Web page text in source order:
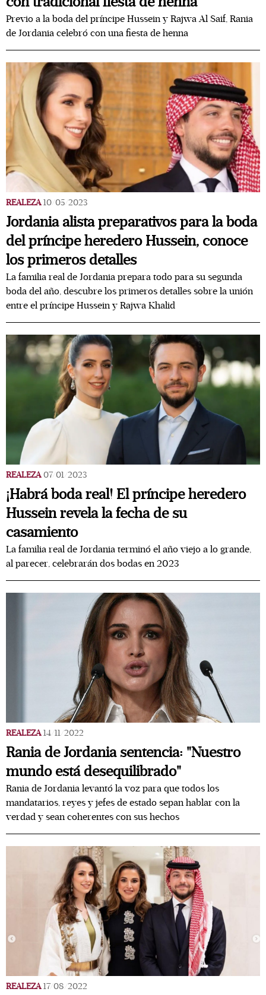
Previo a la boda del príncipe Hussein y Rajwa Al Saif, Rania
de Jordania celebró con una fiesta de henna
REALEZA 10/05/2023
Jordania alista preparativos para la boda
del príncipe heredero Hussein, conoce
los primeros detalles
La familia real de Jordania prepara todo para su segunda
boda del año, descubre los primeros detalles sobre la unión
entre el príncipe Hussein y Rajwa Khalid
REALEZA 07/01/2023
¡Habrá boda real! El príncipe heredero
Hussein revela la fecha de su
casamiento
La familia real de Jordania terminó el año viejo a lo grande,
al parecer, celebrarán dos bodas en 2023
REALEZA 14/11/2022
Rania de Jordania sentencia: "Nuestro
mundo está desequilibrado"
Rania de Jordania levantó la voz para que todos los
mandatarios, reyes y jefes de estado sepan hablar con la
verdad y sean coherentes con sus hechos
REALEZA 17/08/2022